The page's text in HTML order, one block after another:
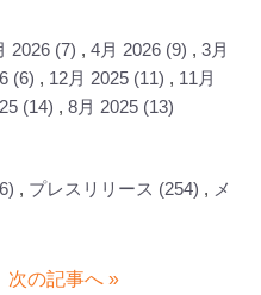
2026 (7) 4月 2026 (9)
3月
(6) 12月 2025 (11)
11月
(14) 8月 2025 (13)
プレスリリース (254)
メ
次の記事へ »